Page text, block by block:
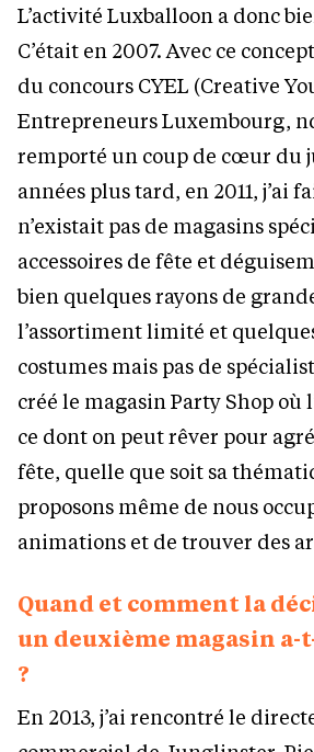
L’activité Luxballoon a donc
C’était en 2007. Avec ce
du concours CYEL (Creative
Entrepreneurs Luxembourg,
remporté un coup de cœur du
années plus tard, en 2011, j’ai
n’existait pas de magasins
accessoires de fête et
bien quelques rayons de
l’assortiment limité et
costumes mais pas de
créé le magasin Party Shop où
ce dont on peut rêver pour
fête, quelle que soit sa
proposons même de nous
animations et de trouver des
Quand et comment la
un deuxième magasin a-
?
En 2013, j’ai rencontré le